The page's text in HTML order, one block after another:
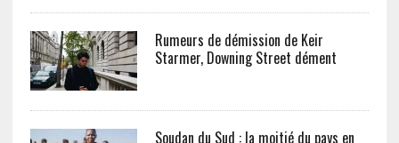
Rumeurs de démission de Keir
Starmer, Downing Street dément
Soudan du Sud : la moitié du pays en